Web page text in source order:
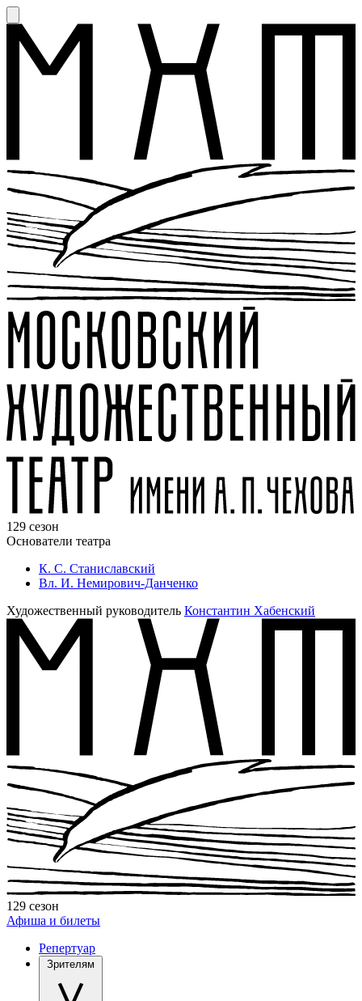
129 сезон
Основатели театра
К. С. Станиславский
Вл. И. Немирович-Данченко
Художественный руководитель Константин Хабенский
129 сезон
Афиша и билеты
Репертуар
Зрителям